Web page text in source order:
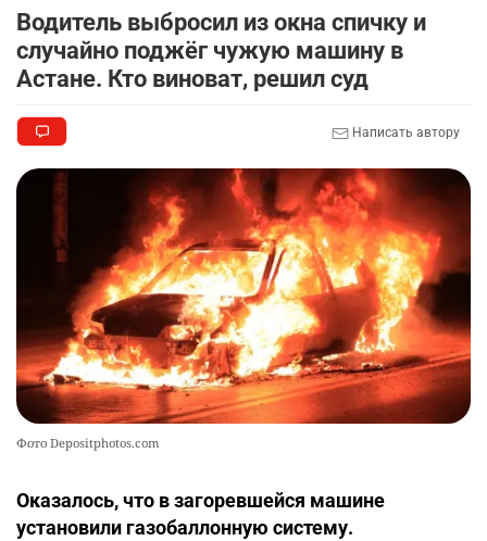
Водитель выбросил из окна спичку и
случайно поджёг чужую машину в
Астане. Кто виноват, решил суд
Написать автору
Фото Depositphotos.com
Оказалось, что в загоревшейся машине
установили газобаллонную систему.